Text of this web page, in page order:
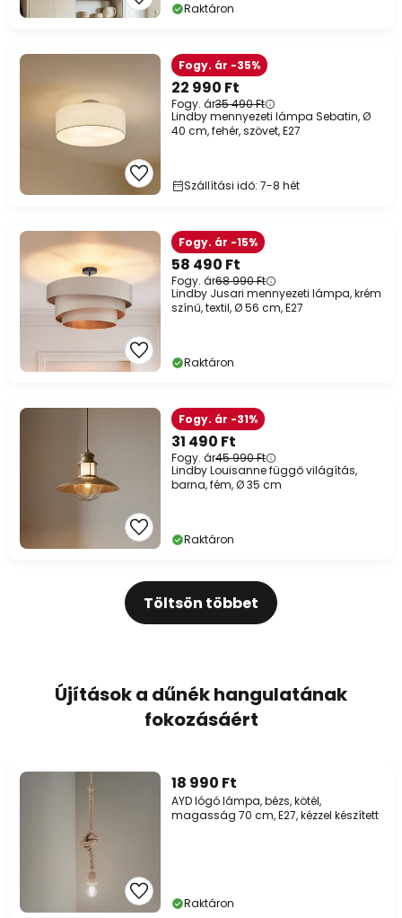
Raktáron
22 990 Ft
Fogy. ár35 490 Ft
Fogy. ár -35%
Lindby mennyezeti lámpa Sebatin, Ø
40 cm, fehér, szövet, E27
Szállítási idő: 7-8 hét
58 490 Ft
Fogy. ár68 990 Ft
Fogy. ár -15%
Lindby Jusari mennyezeti lámpa, krém
színű, textil, Ø 56 cm, E27
Raktáron
31 490 Ft
Fogy. ár45 990 Ft
Fogy. ár -31%
Lindby Louisanne függő világítás,
barna, fém, Ø 35 cm
Raktáron
Töltsön többet
Újítások a dűnék hangulatának
fokozásáért
18 990 Ft
AYD lógó lámpa, bézs, kötél,
magasság 70 cm, E27, kézzel készített
Raktáron